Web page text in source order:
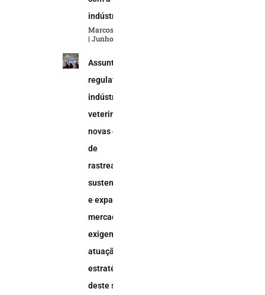
indústria
Marcos Soares
Junho 5, 2026
Assuntos
regulatórios na
indústria
veterinária:
novas demandas
de
rastreabilidade,
sustentabilidade
e expansão do
mercado animal
exigem uma
atuação
estratégica
deste setor